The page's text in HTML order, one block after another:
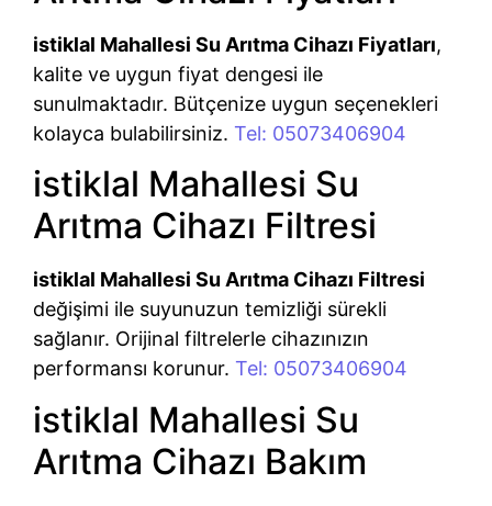
istiklal Mahallesi Su Arıtma Cihazı Fiyatları,
kalite ve uygun fiyat dengesi ile
sunulmaktadır. Bütçenize uygun seçenekleri
kolayca bulabilirsiniz. Tel: 05073406904
istiklal Mahallesi Su
Arıtma Cihazı Filtresi
istiklal Mahallesi Su Arıtma Cihazı Filtresi
değişimi ile suyunuzun temizliği sürekli
sağlanır. Orijinal filtrelerle cihazınızın
performansı korunur. Tel: 05073406904
istiklal Mahallesi Su
Arıtma Cihazı Bakım